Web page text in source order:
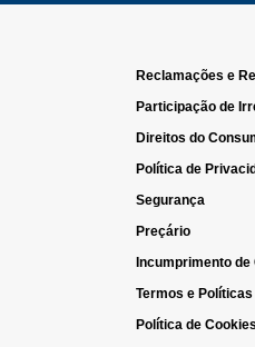
Reclamações e
Participação de
Direitos do
Política de
Segurança
Preçário
Incumprimento de
Termos e
Política de Cookies